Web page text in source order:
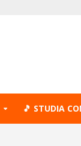
🎵 STUDIA